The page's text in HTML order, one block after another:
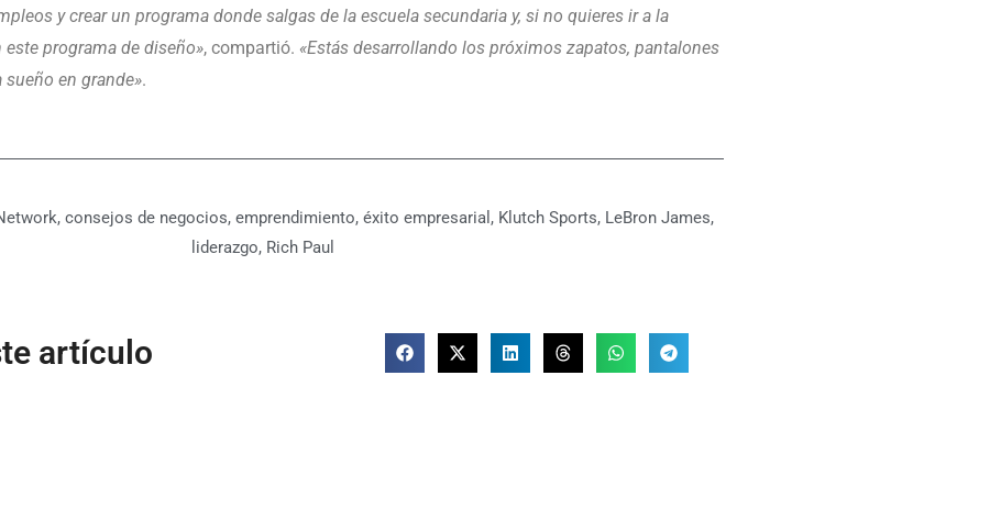
y crear un programa donde salgas de la escuela secundaria y, si no quieres ir a la
programa de diseño», compartió. «Estás desarrollando los próximos zapatos, pantalones
sueño en grande».
, consejos de negocios, emprendimiento, éxito empresarial , Klutch Sports, LeBron James,
liderazgo, Rich Paul
artículo